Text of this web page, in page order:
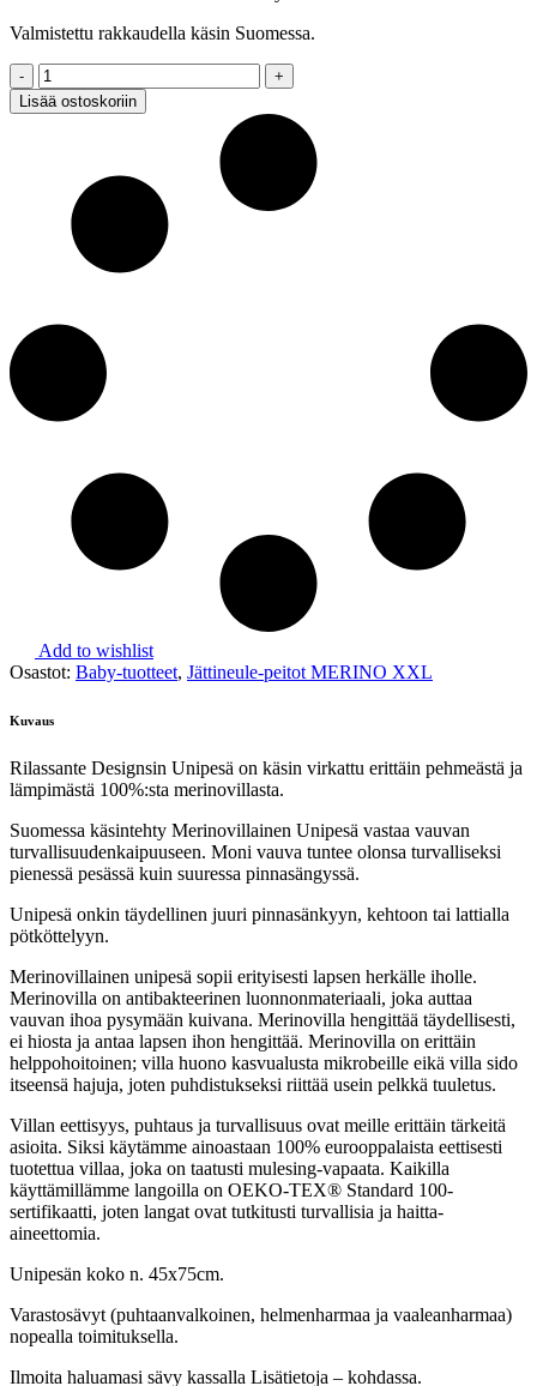
Valmistettu rakkaudella käsin Suomessa.
Unipesä
quantity
Lisää ostoskoriin
Add to wishlist
Osastot: Baby-tuotteet, Jättineule-peitot MERINO XXL
Kuvaus
Rilassante Designsin Unipesä on käsin virkattu erittäin pehmeästä ja
lämpimästä 100%:sta merinovillasta.
Suomessa käsintehty Merinovillainen Unipesä vastaa vauvan
turvallisuudenkaipuuseen. Moni vauva tuntee olonsa turvalliseksi
pienessä pesässä kuin suuressa pinnasängyssä.
Unipesä onkin täydellinen juuri pinnasänkyyn, kehtoon tai lattialla
pötköttelyyn.
Merinovillainen unipesä sopii erityisesti lapsen herkälle iholle.
Merinovilla on antibakteerinen luonnonmateriaali, joka auttaa
vauvan ihoa pysymään kuivana. Merinovilla hengittää täydellisesti,
ei hiosta ja antaa lapsen ihon hengittää. Merinovilla on erittäin
helppohoitoinen; villa huono kasvualusta mikrobeille eikä villa sido
itseensä hajuja, joten puhdistukseksi riittää usein pelkkä tuuletus.
Villan eettisyys, puhtaus ja turvallisuus ovat meille erittäin tärkeitä
asioita. Siksi käytämme ainoastaan 100% eurooppalaista eettisesti
tuotettua villaa, joka on taatusti mulesing-vapaata. Kaikilla
käyttämillämme langoilla on OEKO-TEX® Standard 100-
sertifikaatti, joten langat ovat tutkitusti turvallisia ja haitta-
aineettomia.
Unipesän koko n. 45x75cm.
Varastosävyt (puhtaanvalkoinen, helmenharmaa ja vaaleanharmaa)
nopealla toimituksella.
Ilmoita haluamasi sävy kassalla Lisätietoja – kohdassa.